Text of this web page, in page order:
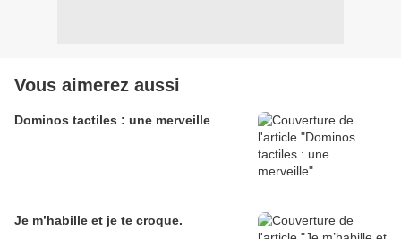
Vous aimerez aussi
Dominos tactiles : une merveille
Je m’habille et je te croque.